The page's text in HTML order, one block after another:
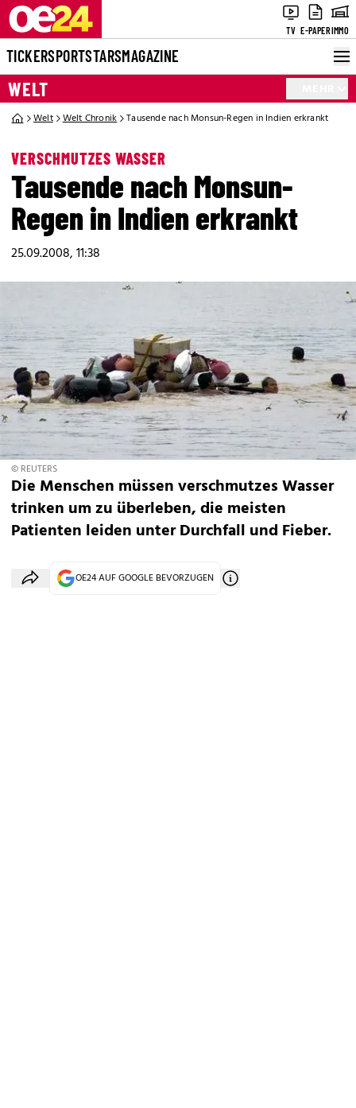
TV E-PAPERIMMO
TICKERSPORTSTARSMAGAZINE
WELT
Welt Welt Chronik Tausende nach Monsun-Regen in Indien erkrankt
VERSCHMUTZES WASSER
Tausende nach Monsun-
Regen in Indien erkrankt
25.09.2008, 11:38
© REUTERS
Die Menschen müssen verschmutzes Wasser
trinken um zu überleben, die meisten
Patienten leiden unter Durchfall und Fieber.
OE24 AUF GOOGLE BEVORZUGEN